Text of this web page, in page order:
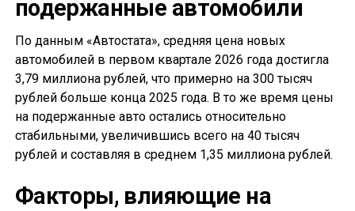
подержанные автомобили
По данным «Автостата», средняя цена новых
автомобилей в первом квартале 2026 года достигла
3,79 миллиона рублей, что примерно на 300 тысяч
рублей больше конца 2025 года. В то же время цены
на подержанные авто остались относительно
стабильными, увеличившись всего на 40 тысяч
рублей и составляя в среднем 1,35 миллиона рублей.
Факторы, влияющие на